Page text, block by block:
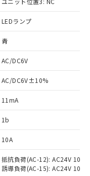
LEDランプ
青
AC/DC6V
AC/DC6V±10%
11mA
1b
10A
抵抗負荷(AC-12): AC24V 10A/
誘導負荷(AC-15): AC24V
同意のうえ
器事業取扱
標準価格
くもので
品の中には、
10物質）の
能な商品で
質）の非含
予定のある
10物質）の
品を出す予
10物質）の
は確認中の
形物で、有
す。
部品として
中国RoHSの
す。
中国RoHSの